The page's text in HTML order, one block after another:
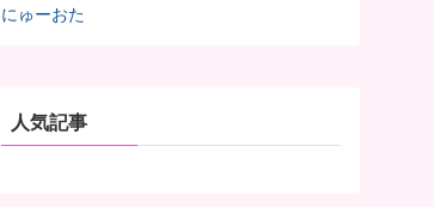
にゅーおた
人気記事